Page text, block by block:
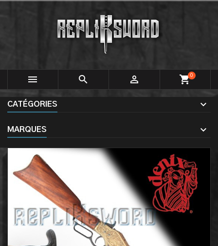
   shopping_cart0
CATÉGORIES
MARQUES